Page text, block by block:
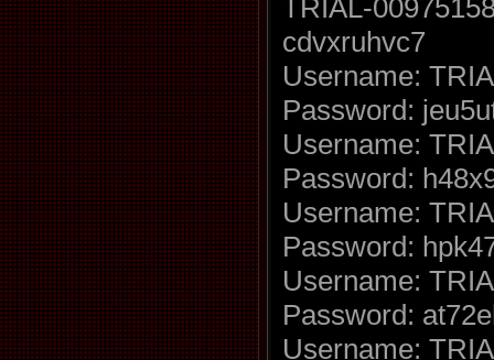
TRIAL-
cdvxruhvc7
Username:
Password:
Username:
Password:
Username:
Password:
Username:
Password:
Username: